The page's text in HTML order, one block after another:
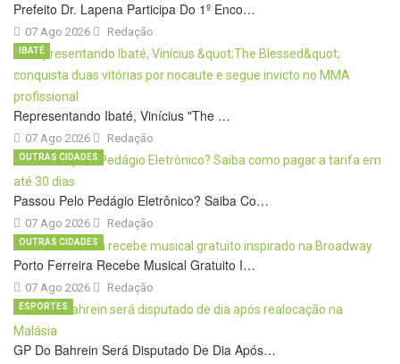
Prefeito Dr. Lapena Participa Do 1º Enco…
07 Ago 2026 Redação
Representando Ibaté, Vinícius "The …
07 Ago 2026
IBATÉ
Redação
Passou Pelo Pedágio Eletrônico? Saiba Co…
07 Ago 2026
OUTRAS CIDADES
Redação
Porto Ferreira Recebe Musical Gratuito I…
07 Ago 2026
OUTRAS CIDADES
Redação
GP Do Bahrein Será Disputado De Dia Após…
ESPORTES